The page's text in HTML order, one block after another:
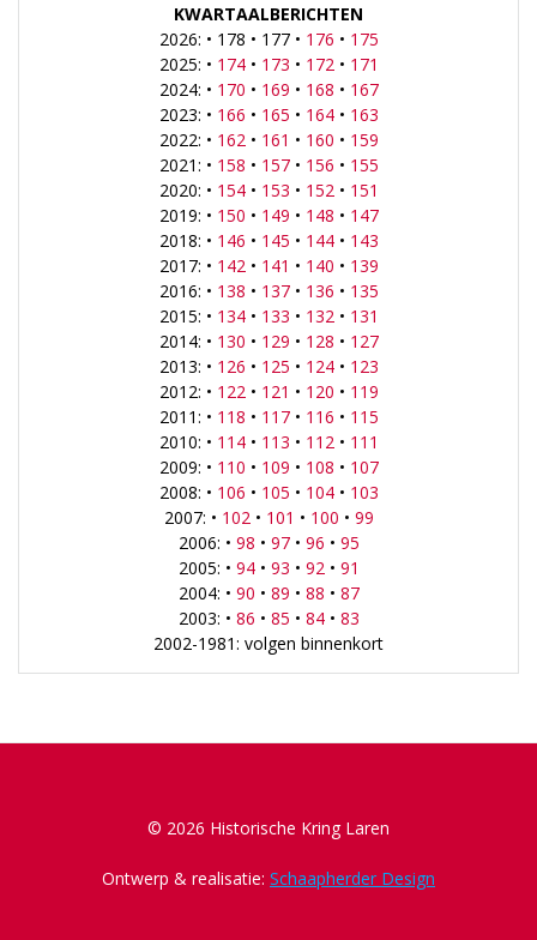
KWARTAALBERICHTEN
2026: • 178 • 177 • 176 • 175
2025: • 174• 173 • 172 • 171
2024: • 170 • 169 • 168 • 167
2023: • 166 • 165 • 164• 163
2022: • 162 • 161 • 160 • 159
2021: • 158 • 157• 156 • 155
2020: • 154• 153 • 152 • 151
2019: • 150 • 149 • 148 • 147
2018: • 146 • 145 • 144• 143
2017: • 142 • 141 • 140 • 139
2016: • 138 • 137• 136 • 135
2015: • 134• 133 • 132 • 131
2014: • 130 • 129 • 128 • 127
2013: • 126 • 125 • 124• 123
2012: • 122 • 121 • 120 • 119
2011: • 118 • 117• 116 • 115
2010: • 114• 113 • 112 • 111
2009: • 110 • 109 • 108 • 107
2008: • 106 • 105 • 104• 103
2007: • 102 • 101 • 100 • 99
2006: • 98 • 97• 96 • 95
2005: • 94• 93 • 92 • 91
2004: • 90 • 89 • 88 • 87
2003: • 86 • 85 • 84• 83
2002-1981: volgen binnenkort
© 2026 Historische Kring Laren
Ontwerp & realisatie: Schaapherder Design